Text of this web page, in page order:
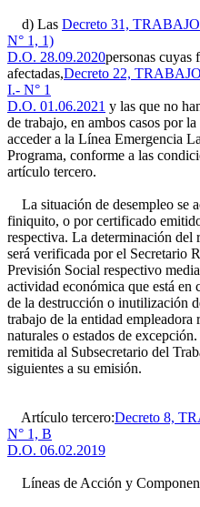
d) Las Decreto 31, TRABAJO
N° 1, 1)
D.O. 28.09.2020personas cuyas
afectadas,Decreto 22, TRABAJO
I.- N° 1
D.O. 01.06.2021 y las que no
de trabajo, en ambos casos por
acceder a la Línea Emergencia
Programa, conforme a las
artículo tercero.
La situación de desempleo se
finiquito, o por certificado
respectiva. La determinación del
será verificada por el Secretario
Previsión Social respectivo
actividad económica que está en
de la destrucción o inutilización
trabajo de la entidad empleadora
naturales o estados de
remitida al Subsecretario del
siguientes a su emisión.
Artículo tercero:Decreto 8,
N° 1, B
D.O. 06.02.2019
Líneas de Acción y